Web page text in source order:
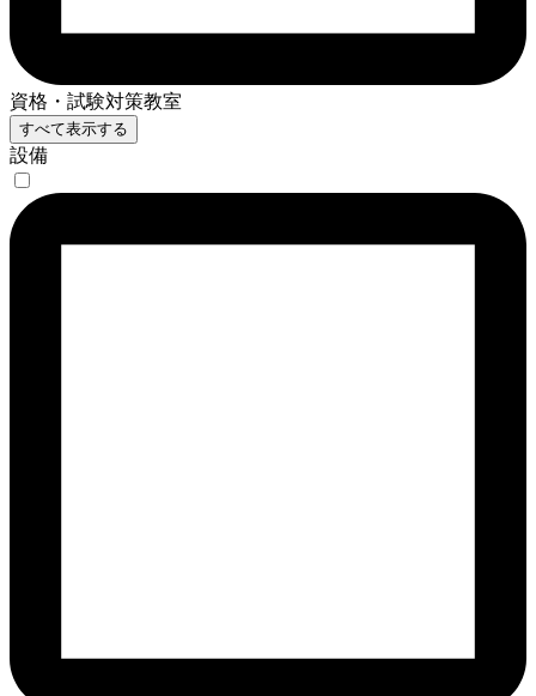
資格・試験対策教室
すべて表示する
設備